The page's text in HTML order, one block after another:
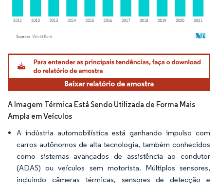
Imagem © Mordor Intelligence. O reuso requer atribuição conforme CC BY 4.0.
A Imagem Térmica Está Sendo Utilizada de Forma Mais
Ampla em Veículos
A indústria automobilística está ganhando impulso com
carros autônomos de alta tecnologia, também conhecidos
como sistemas avançados de assistência ao condutor
(ADAS) ou veículos sem motorista. Múltiplos sensores,
incluindo câmeras térmicas, sensores de detecção e